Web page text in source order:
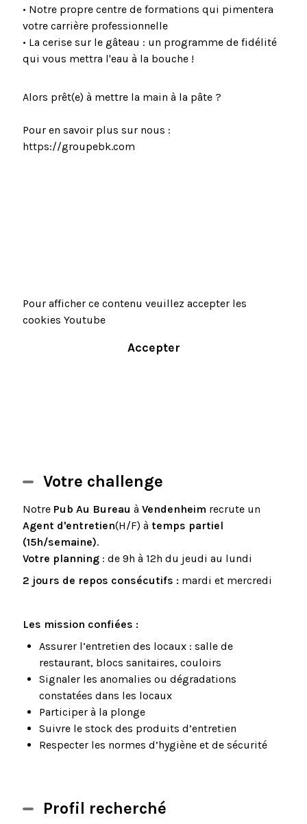
• Notre propre centre de formations qui pimentera
votre carrière professionnelle
• La cerise sur le gâteau : un programme de fidélité
qui vous mettra l'eau à la bouche !
Alors prêt(e) à mettre la main à la pâte ?
Pour en savoir plus sur nous :
https://groupebk.com
Pour afficher ce contenu veuillez accepter les
cookies Youtube
Accepter
Votre challenge
Notre Pub Au Bureau à Vendenheim recrute un
Agent d'entretien(H/F) à temps partiel
(15h/semaine).
Votre planning: de 9h à 12h du jeudi au lundi
2 jours de repos consécutifs : mardi et mercredi
Les mission confiées :
Assurer l’entretien des locaux : salle de
restaurant, blocs sanitaires, couloirs
Signaler les anomalies ou dégradations
constatées dans les locaux
Participer à la plonge
Suivre le stock des produits d’entretien
Respecter les normes d’hygiène et de sécurité
Profil recherché